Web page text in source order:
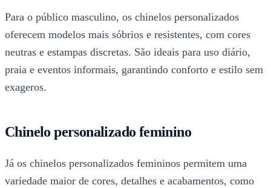
Para o público masculino, os chinelos personalizados
oferecem modelos mais sóbrios e resistentes, com cores
neutras e estampas discretas. São ideais para uso diário,
praia e eventos informais, garantindo conforto e estilo sem
exageros.
Chinelo personalizado feminino
Já os chinelos personalizados femininos permitem uma
variedade maior de cores, detalhes e acabamentos, como